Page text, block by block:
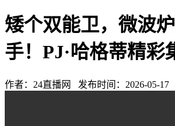
矮个双能卫，微波
手！PJ·哈格蒂精彩
作者：24直播网 发布时间：2026-05-17